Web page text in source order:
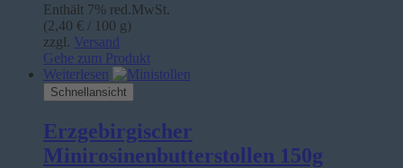
Enthält 7% red.MwSt.
(2,40 € / 100 g)
zzgl. Versand
Gehe zum Produkt
Weiterlesen
Schnellansicht
Erzgebirgischer
Minirosinenbutterstollen 150g